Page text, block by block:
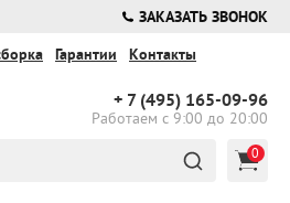
×
ЗАКАЗАТЬ ЗВОНОК
+ 7 (495) 165-09-96
Работаем с 9:00 до 20:00
Гарантии Контакты
0